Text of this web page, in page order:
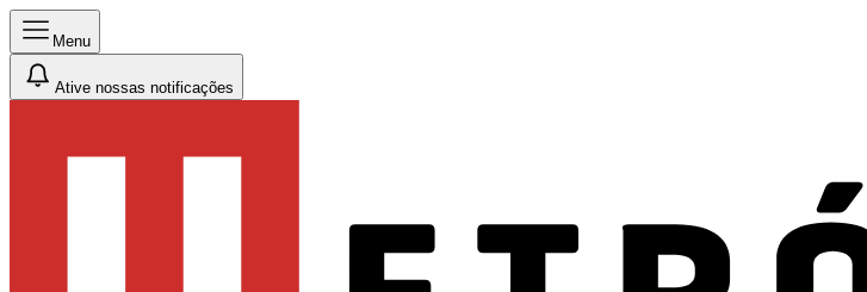
Menu
Ative nossas notificações